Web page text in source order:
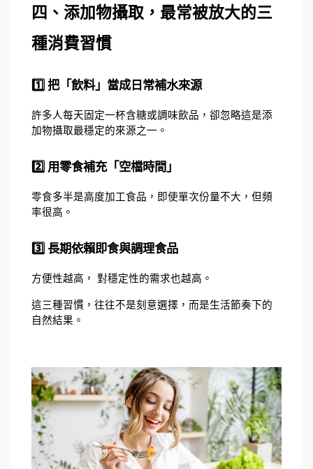
四、添加物攝取，最常被放大的三
種消費習慣
1️⃣ 把「飲料」當成日常補水來源
許多人每天固定一杯含糖或調味飲品，卻忽略這是添
加物攝取最穩定的來源之一。
2️⃣ 用零食補充「空檔時間」
零食多半是高度加工食品，即使單次份量不大，但頻
率很高。
3️⃣ 長期依賴即食與調理食品
方便性越高， 對穩定性的需求也越高。
這三種習慣，往往不是刻意選擇，而是生活節奏下的
自然結果。